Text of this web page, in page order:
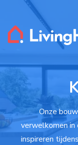
Onze
verwelkomen in
inspireren